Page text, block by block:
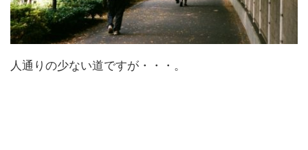
人通りの少ない道ですが・・・。